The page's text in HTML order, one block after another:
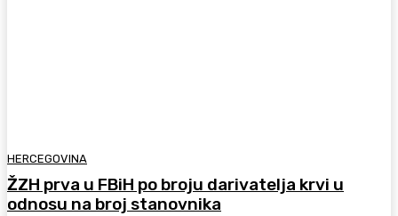
HERCEGOVINA
ŽZH prva u FBiH po broju darivatelja krvi u
odnosu na broj stanovnika